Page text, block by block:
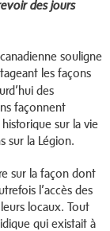
des jours
souligne
les façons
des
façonnent
sur la vie
sur la Légion.
sur la façon dont
l’accès des
locaux. Tout
qui existait à